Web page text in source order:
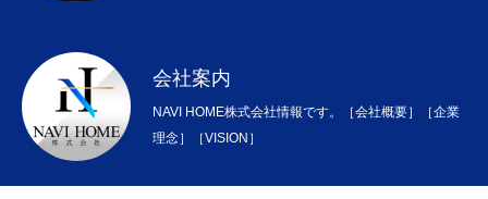
会社案内
NAVI HOME株式会社情報です。［会社概要］［企業
理念］［VISION］